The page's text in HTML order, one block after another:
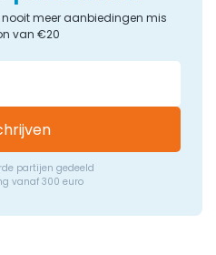
nooit meer aanbiedingen mis
van €20
partijen gedeeld
vanaf 300 euro